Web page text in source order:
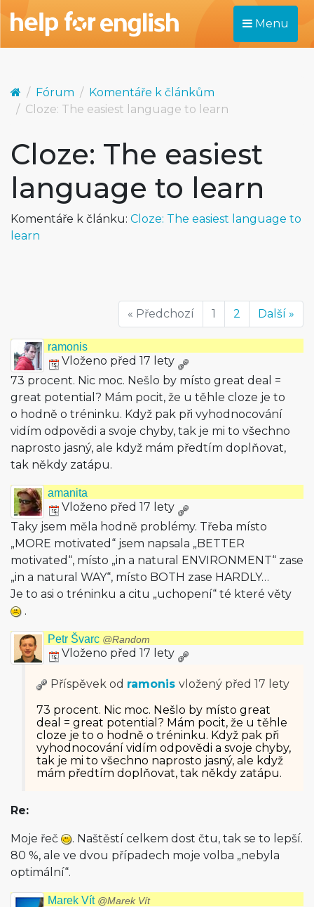
Menu
Fórum
Komentáře k článkům
Cloze: The easiest language to learn
Cloze: The easiest
language to learn
Komentáře k článku: Cloze: The easiest language to
learn
« Předchozí 1 2 Další »
ramonis
Vloženo před 17 lety
73 procent. Nic moc. Nešlo by místo great deal =
great potential? Mám pocit, že u těhle cloze je to
o hodně o tréninku. Když pak při vyhodnocování
vidím odpovědi a svoje chyby, tak je mi to všechno
naprosto jasný, ale když mám předtím doplňovat,
tak někdy zatápu.
amanita
Vloženo před 17 lety
Taky jsem měla hodně problémy. Třeba místo
„MORE motivated“ jsem napsala „BETTER
motivated“, místo „in a natural ENVIRONMENT“ zase
„in a natural WAY“, místo BOTH zase HARDLY…
Je to asi o tréninku a citu „uchopení“ té které věty
.
Petr Švarc @Random
Vloženo před 17 lety
Příspěvek od ramonis vložený před 17 lety
73 procent. Nic moc. Nešlo by místo great
deal = great potential? Mám pocit, že u těhle
cloze je to o hodně o tréninku. Když pak při
vyhodnocování vidím odpovědi a svoje chyby,
tak je mi to všechno naprosto jasný, ale když
mám předtím doplňovat, tak někdy zatápu.
Re:
Moje řeč
. Naštěstí celkem dost čtu, tak se to lepší.
80 %, ale ve dvou případech moje volba „nebyla
optimální“.
Marek Vít @Marek Vít